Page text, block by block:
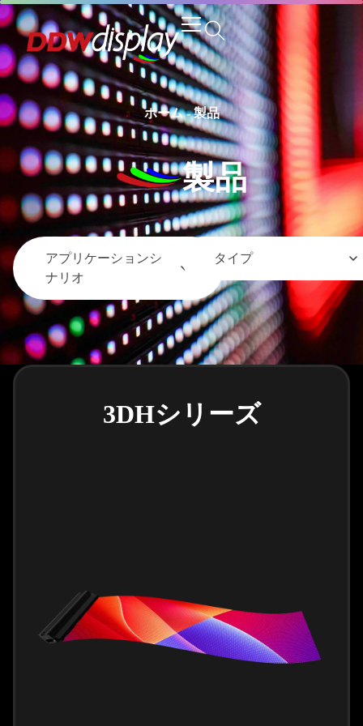
ホーム-製品
製品
アプリケーションシ
ナリオ
タイプ
3DHシリーズ